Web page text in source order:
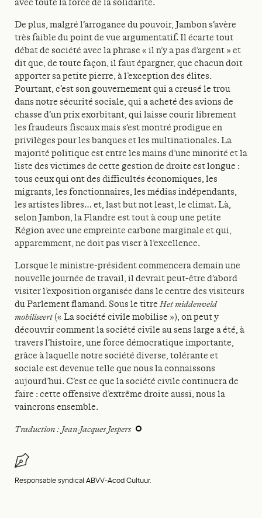
Responsable syndical ABVV-Acod Cultuur.
avec toute la force de la solidarité.
De plus, malgré l’arrogance du pouvoir, Jambon s’avère
très faible du point de vue argumentatif. Il écarte tout
débat de société avec la phrase « il n’y a pas d’argent » et
dit que, de toute façon, il faut épargner, que chacun doit
apporter sa petite pierre, à l’exception des élites.
Pourtant, c’est son gouvernement qui a creusé le trou
dans notre sécurité sociale, qui a acheté des avions de
chasse d’un prix exorbitant, qui laisse courir librement
les fraudeurs fiscaux mais s’est montré prodigue en
privilèges pour les banques et les multinationales. La
majorité politique est entre les mains d’une minorité et la
liste des victimes de cette gestion de droite est longue :
tous ceux qui ont des difficultés économiques, les
migrants, les fonctionnaires, les médias indépendants,
les artistes libres… et, last but not least, le climat. Là,
selon Jambon, la Flandre est tout à coup une petite
Région avec une empreinte carbone marginale et qui,
apparemment, ne doit pas viser à l’excellence.
Lorsque le ministre-président commencera demain une
nouvelle journée de travail, il devrait peut-être d’abord
visiter l’exposition organisée dans le centre des visiteurs
du Parlement flamand. Sous le titreHet middenveld
mobiliseert(« La société civile mobilise »), on peut y
découvrir comment la société civile au sens large a été, à
travers l’histoire, une force démocratique importante,
grâce à laquelle notre société diverse, tolérante et
sociale est devenue telle que nous la connaissons
aujourd’hui. C’est ce que la société civile continuera de
faire : cette offensive d’extrême droite aussi, nous la
vaincrons ensemble.
Traduction : Jean-Jacques Jespers